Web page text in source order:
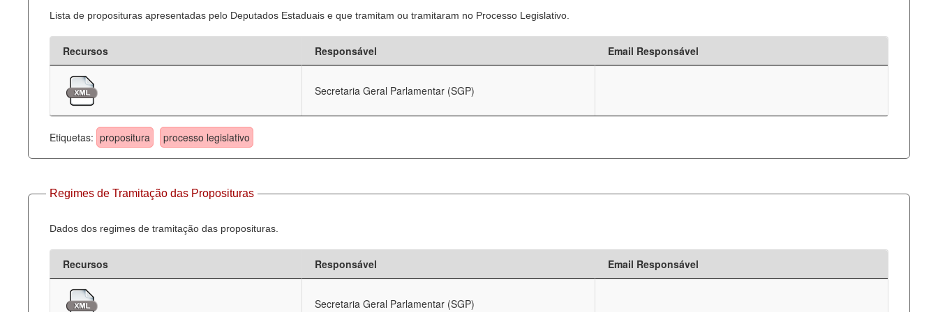
Lista de proposituras apresentadas pelo Deputados Estaduais e que tramitam ou tramitaram no Processo Legislativo.
Recursos Responsável Email Responsável
Secretaria Geral Parlamentar (SGP)
Etiquetas: propositura processo legislativo
Regimes de Tramitação das Proposituras
Dados dos regimes de tramitação das proposituras.
Recursos Responsável Email Responsável
Secretaria Geral Parlamentar (SGP)